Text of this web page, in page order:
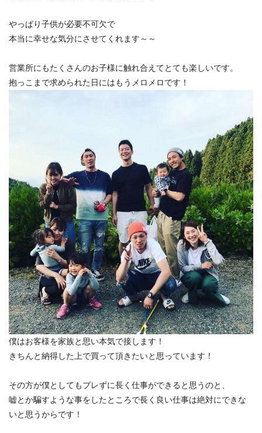
やっぱり子供が必要不可欠で
本当に幸せな気分にさせてくれます～～
営業所にもたくさんのお子様に触れ合えてとても楽しいです。
抱っこまで求められた日にはもうメロメロです！
僕はお客様を家族と思い本気で接します！
きちんと納得した上で買って頂きたいと思っています！
その方が僕としてもブレずに長く仕事ができると思うのと、
嘘とか騙すような事をしたところで長く良い仕事は絶対にできな
いと思うからです！